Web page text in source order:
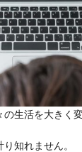
生活を大きく
知れません。